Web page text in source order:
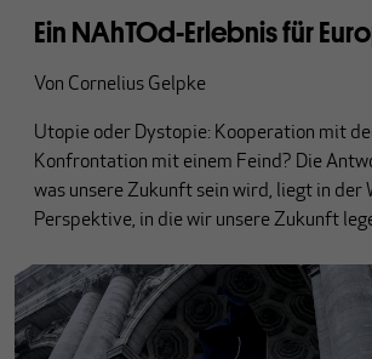
Ein NAhTOd-Erlebnis für
Von Cornelius Gelpke
Utopie oder Dystopie: Kooperation mit
Konfrontation mit einem Feind? Die
was unsere Zukunft sein wird, liegt in der
Perspektive, in die wir unsere Zukunft